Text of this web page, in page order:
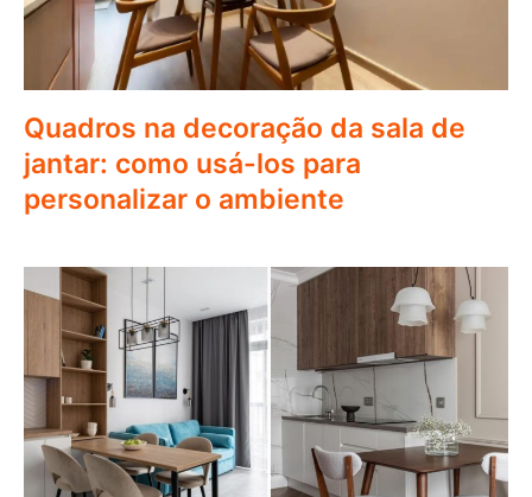
Quadros na decoração da sala de
jantar: como usá-los para
personalizar o ambiente